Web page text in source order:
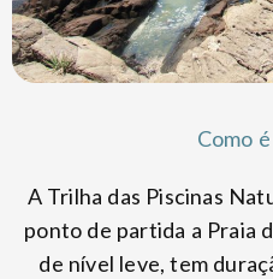
Como
A Trilha das Piscinas
ponto de partida a Praia
de nível leve, tem